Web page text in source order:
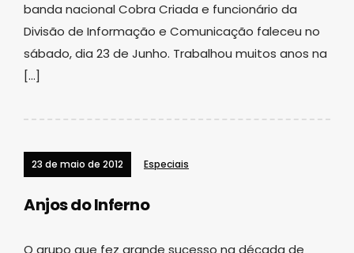
banda nacional Cobra Criada e funcionário da
Divisão de Informação e Comunicação faleceu no
sábado, dia 23 de Junho. Trabalhou muitos anos na
[…]
23 de maio de 2012 Especiais
Anjos do Inferno
O grupo que fez grande sucesso na década de